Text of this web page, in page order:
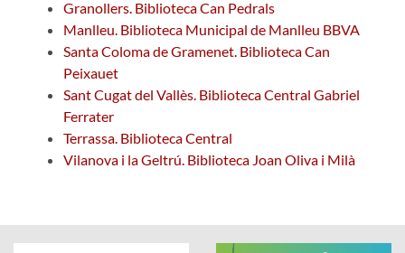
Granollers. Biblioteca Can Pedrals
Manlleu. Biblioteca Municipal de Manlleu BBVA
Santa Coloma de Gramenet. Biblioteca Can
Peixauet
Sant Cugat del Vallès. Biblioteca Central Gabriel
Ferrater
Terrassa. Biblioteca Central
Vilanova i la Geltrú. Biblioteca Joan Oliva i Milà